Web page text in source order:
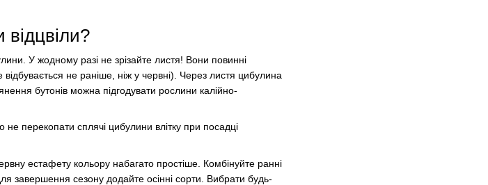
відцвіли?
У жодному разі не зрізайте листя! Вони повинні
не раніше, ніж у червні). Через листя цибулина
бутонів можна підгодувати рослини калійно-
перекопати сплячі цибулини влітку при посадці
естафету кольору набагато простіше. Комбінуйте ранні
завершення сезону додайте осінні сорти. Вибрати будь-